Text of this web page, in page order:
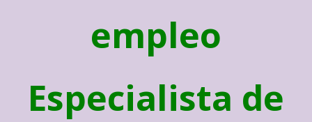
empleo
Especialista de